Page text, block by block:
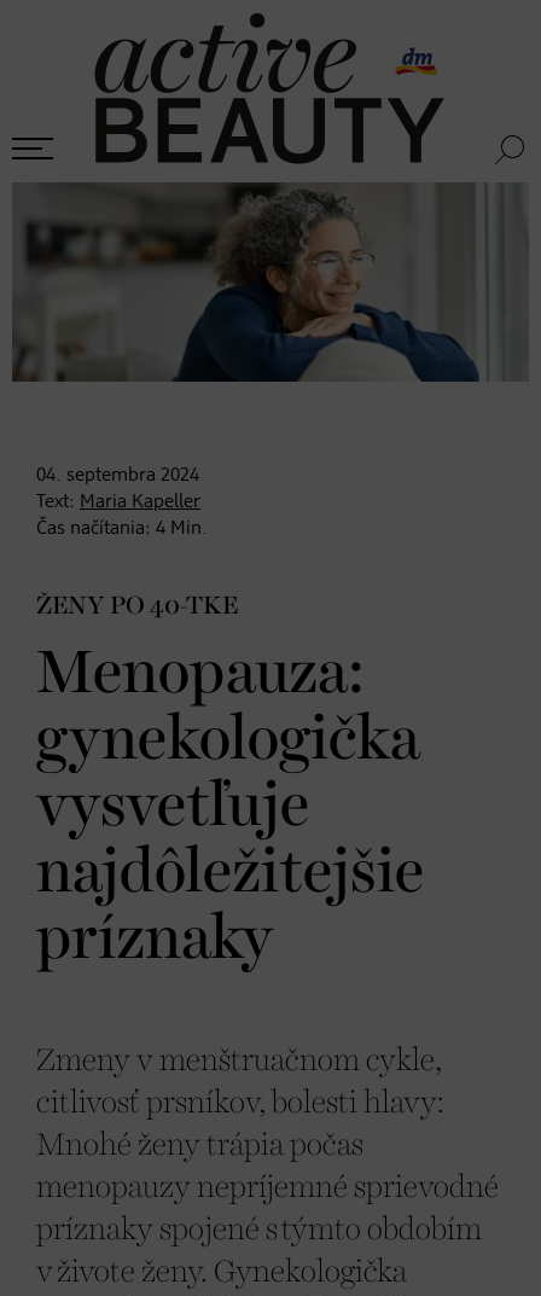
04. septembra 2024
Text: Maria Kapeller
Čas načítania: 4 Min.
ŽENY PO 40-TKE
Menopauza:
gynekologička
vysvetľuje
najdôležitejšie
príznaky
Zmeny v menštruačnom cykle,
citlivosť prsníkov, bolesti hlavy:
Mnohé ženy trápia počas
menopauzy nepríjemné sprievodné
príznaky spojené s týmto obdobím
v živote ženy. Gynekologička